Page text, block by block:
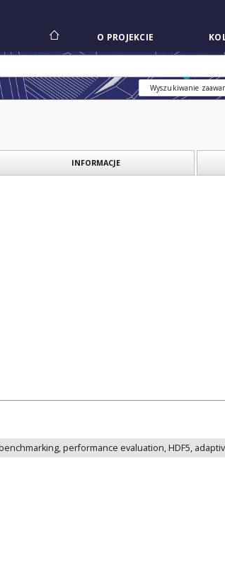
O PROJEKCIE
Wyszukiwanie
INFORMACJE
performance evaluation, HDF5,